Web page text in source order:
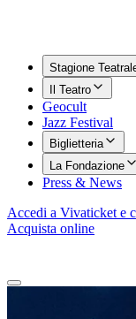
Stagione
Il Teatro
Geocult
Jazz Festival
Biglietteria
La Fondazione
Press & News
Accedi a Vivaticket e
Acquista online